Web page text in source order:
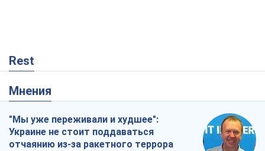
Rest
Мнения
"Мы уже переживали и худшее":
Украине не стоит поддаваться
отчаянию из-за ракетного террора